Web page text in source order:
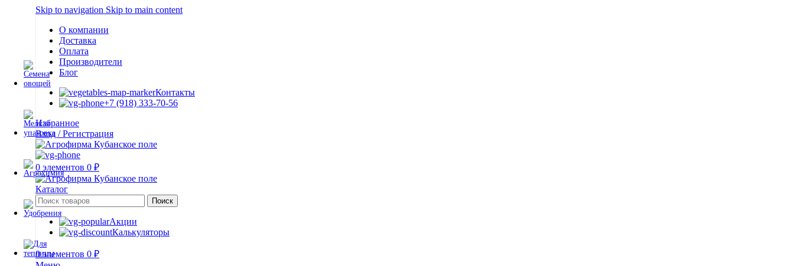
Skip to navigation Skip to main content
О компании
Доставка
Оплата
Производители
Блог
Контакты
+7 (918) 333-70-56
Избранное
Вход / Регистрация
0 элементов 0 ₽
Каталог
Поиск
Акции
Калькуляторы
0элементов 0 ₽